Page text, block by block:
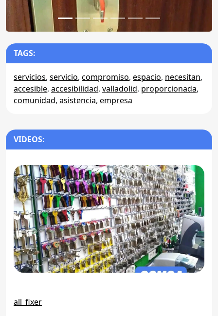
TAGS:
servicios, servicio, compromiso, espacio, necesitan,
accesible, accesibilidad, valladolid, proporcionada,
comunidad, asistencia, empresa
VIDEOS:
all_fixer